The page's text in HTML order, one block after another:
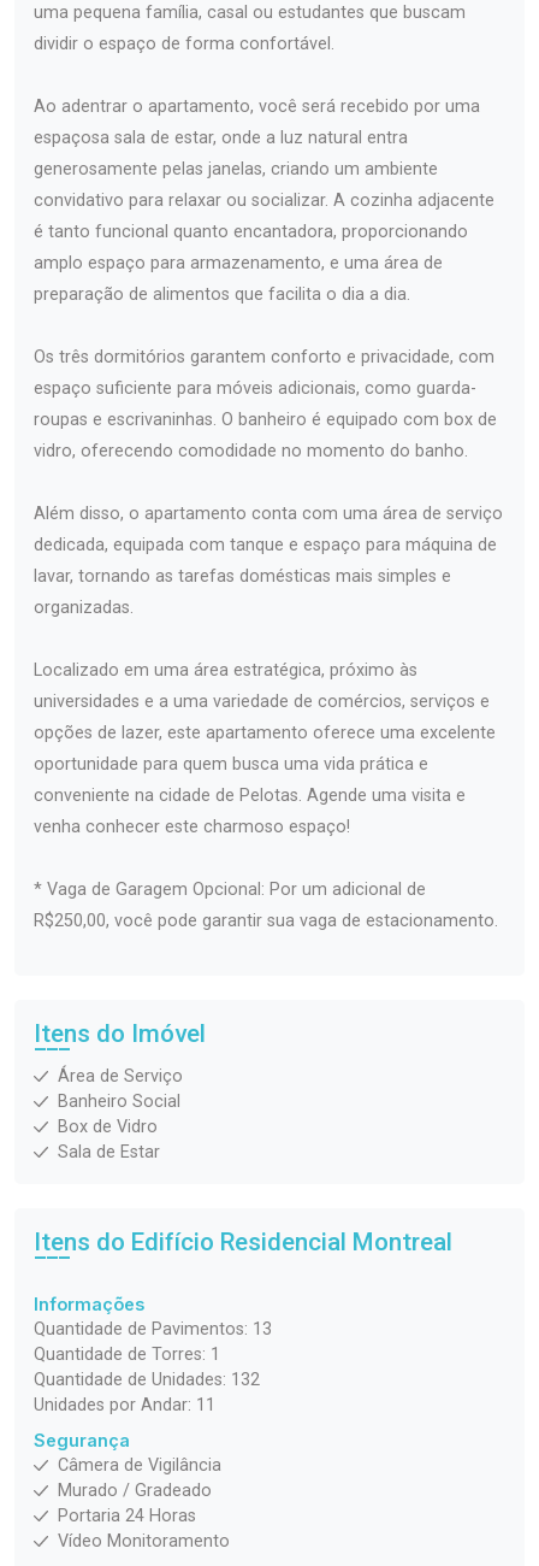
uma pequena família, casal ou estudantes que buscam
dividir o espaço de forma confortável.
Ao adentrar o apartamento, você será recebido por uma
espaçosa sala de estar, onde a luz natural entra
generosamente pelas janelas, criando um ambiente
convidativo para relaxar ou socializar. A cozinha adjacente
é tanto funcional quanto encantadora, proporcionando
amplo espaço para armazenamento, e uma área de
preparação de alimentos que facilita o dia a dia.
Os três dormitórios garantem conforto e privacidade, com
espaço suficiente para móveis adicionais, como guarda-
roupas e escrivaninhas. O banheiro é equipado com box de
vidro, oferecendo comodidade no momento do banho.
Além disso, o apartamento conta com uma área de serviço
dedicada, equipada com tanque e espaço para máquina de
lavar, tornando as tarefas domésticas mais simples e
organizadas.
Localizado em uma área estratégica, próximo às
universidades e a uma variedade de comércios, serviços e
opções de lazer, este apartamento oferece uma excelente
oportunidade para quem busca uma vida prática e
conveniente na cidade de Pelotas. Agende uma visita e
venha conhecer este charmoso espaço!
* Vaga de Garagem Opcional: Por um adicional de
R$250,00, você pode garantir sua vaga de estacionamento.
Itens do Imóvel
Área de Serviço
Banheiro Social
Box de Vidro
Sala de Estar
Itens do Edifício Residencial Montreal
Informações
Quantidade de Pavimentos: 13
Quantidade de Torres: 1
Quantidade de Unidades: 132
Unidades por Andar: 11
Segurança
Câmera de Vigilância
Murado / Gradeado
Portaria 24 Horas
Vídeo Monitoramento